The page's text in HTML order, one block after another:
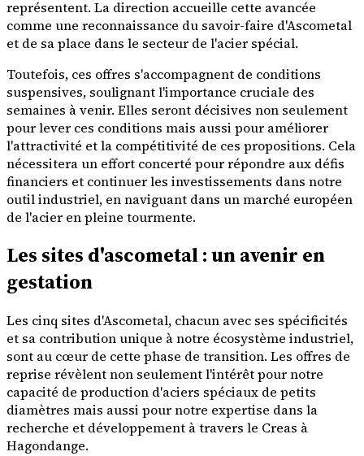
représentent. La direction accueille cette avancée
comme une reconnaissance du savoir-faire d'Ascometal
et de sa place dans le secteur de l'acier spécial.
Toutefois, ces offres s'accompagnent de conditions
suspensives, soulignant l'importance cruciale des
semaines à venir. Elles seront décisives non seulement
pour lever ces conditions mais aussi pour améliorer
l'attractivité et la compétitivité de ces propositions. Cela
nécessitera un effort concerté pour répondre aux défis
financiers et continuer les investissements dans notre
outil industriel, en naviguant dans un marché européen
de l'acier en pleine tourmente.
Les sites d'ascometal : un avenir en
gestation
Les cinq sites d'Ascometal, chacun avec ses spécificités
et sa contribution unique à notre écosystème industriel,
sont au cœur de cette phase de transition. Les offres de
reprise révèlent non seulement l'intérêt pour notre
capacité de production d'aciers spéciaux de petits
diamètres mais aussi pour notre expertise dans la
recherche et développement à travers le Creas à
Hagondange.